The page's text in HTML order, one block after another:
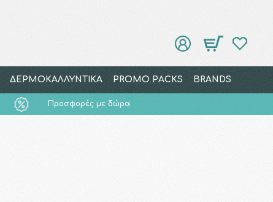
ΔΕΡΜΟΚΑΛΛΥΝΤΙΚΑ PROMO PACKS BRANDS
Προσφορές με δώρα